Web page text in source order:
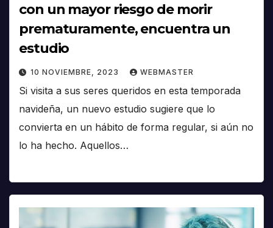
con un mayor riesgo de morir
prematuramente, encuentra un
estudio
10 NOVIEMBRE, 2023 WEBMASTER
Si visita a sus seres queridos en esta temporada
navideña, un nuevo estudio sugiere que lo
convierta en un hábito de forma regular, si aún no
lo ha hecho. Aquellos…